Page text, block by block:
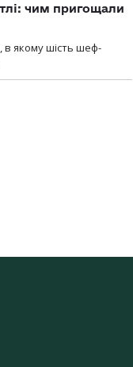
чим пригощали
в якому шість шеф-